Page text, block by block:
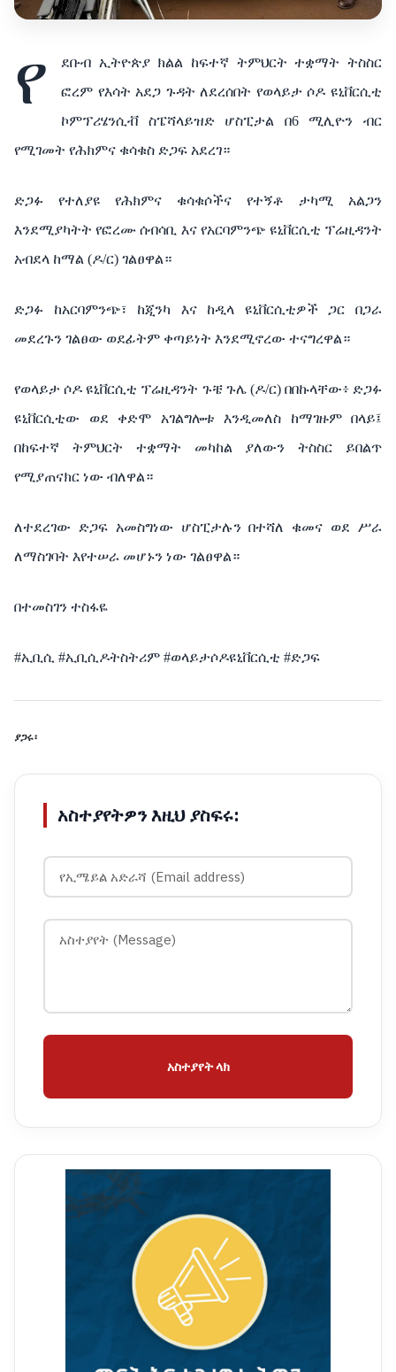
የ
ደቡብ ኢትዮጵያ ክልል ከፍተኛ ትምህርት ተቋማት ትስስር
ፎረም የእሳት አደጋ ጉዳት ለደረሰበት የወላይታ ሶዶ ዩኒቨርሲቲ
ኮምፕሪሄንሲቭ ስፔሻላይዝድ ሆስፒታል በ6 ሚሊዮን ብር
የሚገመት የሕክምና ቁሳቁስ ድጋፍ አደረገ።
ድጋፉ የተለያዩ የሕክምና ቁሳቁሶችና የተኝቶ ታካሚ አልጋን
እንደሚያካትት የፎረሙ ሰብሳቢ እና የአርባምንጭ ዩኒቨርሲቲ ፕሬዚዳንት
አብደላ ከማል (ዶ/ር) ገልፀዋል።
ድጋፉ ከአርባምንጭ፣ ከጂንካ እና ከዲላ ዩኒቨርሲቲዎች ጋር በጋራ
መደረጉን ገልፀው ወደፊትም ቀጣይነት እንደሚኖረው ተናግረዋል።
የወላይታ ሶዶ ዩኒቨርሲቲ ፕሬዚዳንት ጉቼ ጉሌ (ዶ/ር) በበኩላቸው፥ ድጋፉ
ዩኒቨርሲቲው ወደ ቀድሞ አገልግሎቱ እንዲመለስ ከማገዙም በላይ፤
በከፍተኛ ትምህርት ተቋማት መካከል ያለውን ትስስር ይበልጥ
የሚያጠናክር ነው ብለዋል።
ለተደረገው ድጋፍ አመስግነው ሆስፒታሉን በተሻለ ቁመና ወደ ሥራ
ለማስገባት እየተሠራ መሆኑን ነው ገልፀዋል።
በተመስገን ተስፋዬ
#ኢቢሲ #ኢቢሲዶትስትሪም #ወላይታሶዶዩኒቨርሲቲ #ድጋፍ
ያጋሩ፡
አስተያየትዎን እዚህ ያስፍሩ:
አስተያየት ላክ